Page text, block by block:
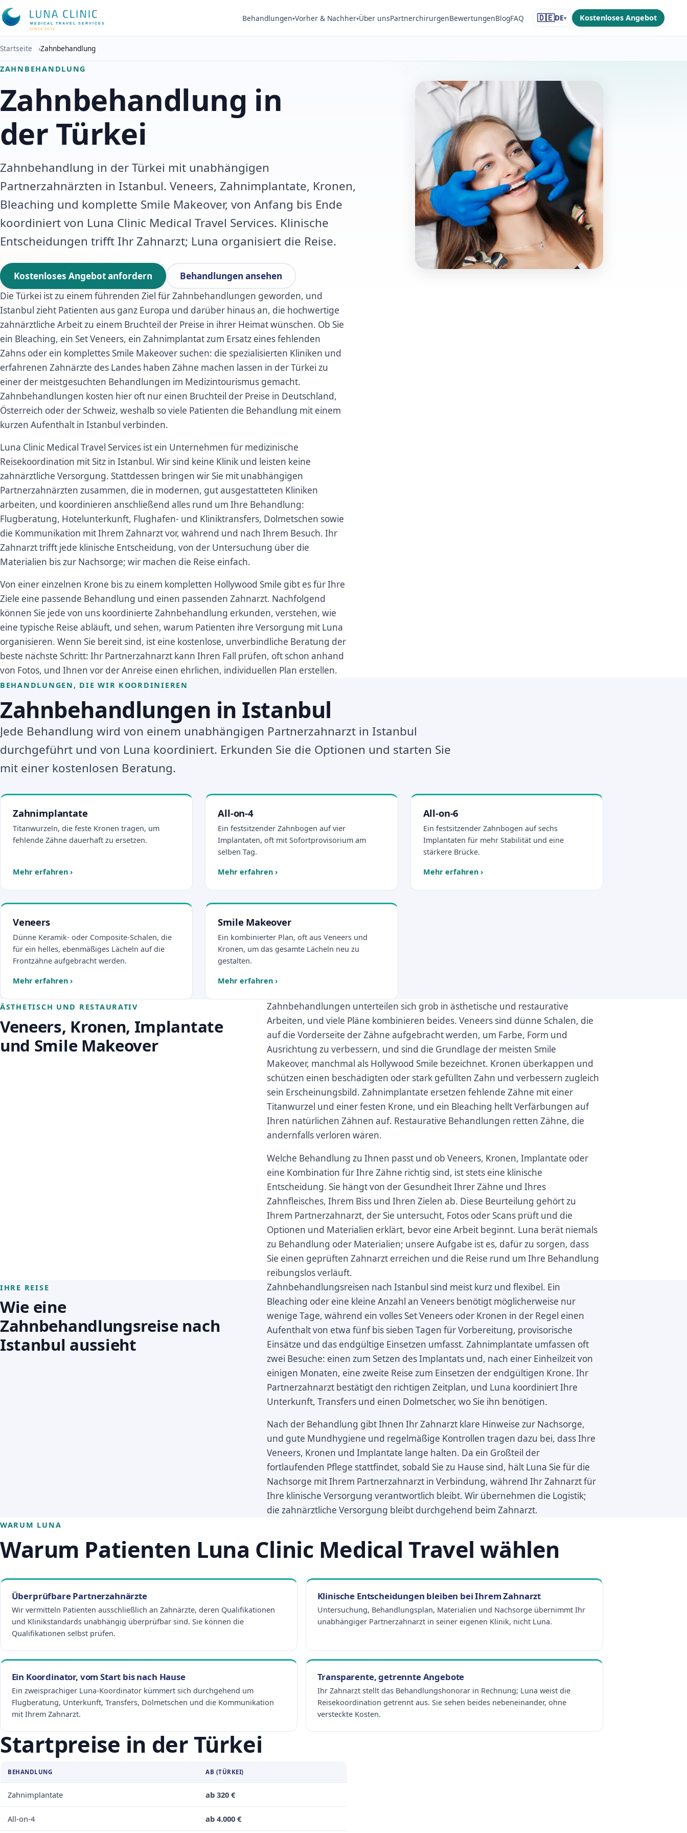
MEDICAL TRAVEL SERVICES
SINCE 2016
Behandlungen▾Vorher & Nachher▾Über unsPartnerchirurgenBewertungenBlogFAQ 🇩🇪DE▾ Kostenloses Angebot
Startseite ›Zahnbehandlung
ZAHNBEHANDLUNG
Zahnbehandlung in
der Türkei
Zahnbehandlung in der Türkei mit unabhängigen
Partnerzahnärzten in Istanbul. Veneers, Zahnimplantate, Kronen,
Bleaching und komplette Smile Makeover, von Anfang bis Ende
koordiniert von Luna Clinic Medical Travel Services. Klinische
Entscheidungen trifft Ihr Zahnarzt; Luna organisiert die Reise.
Kostenloses Angebot anfordern
Behandlungen ansehen
Die Türkei ist zu einem führenden Ziel für Zahnbehandlungen geworden, und
Istanbul zieht Patienten aus ganz Europa und darüber hinaus an, die hochwertige
zahnärztliche Arbeit zu einem Bruchteil der Preise in ihrer Heimat wünschen. Ob Sie
ein Bleaching, ein Set Veneers, ein Zahnimplantat zum Ersatz eines fehlenden
Zahns oder ein komplettes Smile Makeover suchen: die spezialisierten Kliniken und
erfahrenen Zahnärzte des Landes haben Zähne machen lassen in der Türkei zu
einer der meistgesuchten Behandlungen im Medizintourismus gemacht.
Zahnbehandlungen kosten hier oft nur einen Bruchteil der Preise in Deutschland,
Österreich oder der Schweiz, weshalb so viele Patienten die Behandlung mit einem
kurzen Aufenthalt in Istanbul verbinden.
Luna Clinic Medical Travel Services ist ein Unternehmen für medizinische
Reisekoordination mit Sitz in Istanbul. Wir sind keine Klinik und leisten keine
zahnärztliche Versorgung. Stattdessen bringen wir Sie mit unabhängigen
Partnerzahnärzten zusammen, die in modernen, gut ausgestatteten Kliniken
arbeiten, und koordinieren anschließend alles rund um Ihre Behandlung:
Flugberatung, Hotelunterkunft, Flughafen- und Kliniktransfers, Dolmetschen sowie
die Kommunikation mit Ihrem Zahnarzt vor, während und nach Ihrem Besuch. Ihr
Zahnarzt trifft jede klinische Entscheidung, von der Untersuchung über die
Materialien bis zur Nachsorge; wir machen die Reise einfach.
Von einer einzelnen Krone bis zu einem kompletten Hollywood Smile gibt es für Ihre
Ziele eine passende Behandlung und einen passenden Zahnarzt. Nachfolgend
können Sie jede von uns koordinierte Zahnbehandlung erkunden, verstehen, wie
eine typische Reise abläuft, und sehen, warum Patienten ihre Versorgung mit Luna
organisieren. Wenn Sie bereit sind, ist eine kostenlose, unverbindliche Beratung der
beste nächste Schritt: Ihr Partnerzahnarzt kann Ihren Fall prüfen, oft schon anhand
von Fotos, und Ihnen vor der Anreise einen ehrlichen, individuellen Plan erstellen.
BEHANDLUNGEN, DIE WIR KOORDINIEREN
Zahnbehandlungen in Istanbul
Jede Behandlung wird von einem unabhängigen Partnerzahnarzt in Istanbul
durchgeführt und von Luna koordiniert. Erkunden Sie die Optionen und starten Sie
mit einer kostenlosen Beratung.
Zahnimplantate
Titanwurzeln, die feste Kronen tragen, um
fehlende Zähne dauerhaft zu ersetzen.
Mehr erfahren ›
All-on-4
Ein festsitzender Zahnbogen auf vier
Implantaten, oft mit Sofortprovisorium am
selben Tag.
Mehr erfahren ›
All-on-6
Ein festsitzender Zahnbogen auf sechs
Implantaten für mehr Stabilität und eine
stärkere Brücke.
Mehr erfahren›
Veneers
Dünne Keramik- oder Composite-Schalen, die
für ein helles, ebenmäßiges Lächeln auf die
Frontzähne aufgebracht werden.
Mehr erfahren ›
Smile Makeover
Ein kombinierter Plan, oft aus Veneers und
Kronen, um das gesamte Lächeln neu zu
gestalten.
Mehr erfahren ›
ÄSTHETISCH UND RESTAURATIV
Veneers, Kronen, Implantate
und Smile Makeover
Zahnbehandlungen unterteilen sich grob in ästhetische und restaurative
Arbeiten, und viele Pläne kombinieren beides. Veneers sind dünne Schalen, die
auf die Vorderseite der Zähne aufgebracht werden, um Farbe, Form und
Ausrichtung zu verbessern, und sind die Grundlage der meisten Smile
Makeover, manchmal als Hollywood Smile bezeichnet. Kronen überkappen und
schützen einen beschädigten oder stark gefüllten Zahn und verbessern zugleich
sein Erscheinungsbild. Zahnimplantate ersetzen fehlende Zähne mit einer
Titanwurzel und einer festen Krone, und ein Bleaching hellt Verfärbungen auf
Ihren natürlichen Zähnen auf. Restaurative Behandlungen retten Zähne, die
andernfalls verloren wären.
Welche Behandlung zu Ihnen passt und ob Veneers, Kronen, Implantate oder
eine Kombination für Ihre Zähne richtig sind, ist stets eine klinische
Entscheidung. Sie hängt von der Gesundheit Ihrer Zähne und Ihres
Zahnfleisches, Ihrem Biss und Ihren Zielen ab. Diese Beurteilung gehört zu
Ihrem Partnerzahnarzt, der Sie untersucht, Fotos oder Scans prüft und die
Optionen und Materialien erklärt, bevor eine Arbeit beginnt. Luna berät niemals
zu Behandlung oder Materialien; unsere Aufgabe ist es, dafür zu sorgen, dass
Sie einen geprüften Zahnarzt erreichen und die Reise rund um Ihre Behandlung
reibungslos verläuft.
IHRE REISE
Wie eine
Zahnbehandlungsreise nach
Istanbul aussieht
Zahnbehandlungsreisen nach Istanbul sind meist kurz und flexibel. Ein
Bleaching oder eine kleine Anzahl an Veneers benötigt möglicherweise nur
wenige Tage, während ein volles Set Veneers oder Kronen in der Regel einen
Aufenthalt von etwa fünf bis sieben Tagen für Vorbereitung, provisorische
Einsätze und das endgültige Einsetzen umfasst. Zahnimplantate umfassen oft
zwei Besuche: einen zum Setzen des Implantats und, nach einer Einheilzeit von
einigen Monaten, eine zweite Reise zum Einsetzen der endgültigen Krone. Ihr
Partnerzahnarzt bestätigt den richtigen Zeitplan, und Luna koordiniert Ihre
Unterkunft, Transfers und einen Dolmetscher, wo Sie ihn benötigen.
Nach der Behandlung gibt Ihnen Ihr Zahnarzt klare Hinweise zur Nachsorge,
und gute Mundhygiene und regelmäßige Kontrollen tragen dazu bei, dass Ihre
Veneers, Kronen und Implantate lange halten. Da ein Großteil der
fortlaufenden Pflege stattfindet, sobald Sie zu Hause sind, hält Luna Sie für die
Nachsorge mit Ihrem Partnerzahnarzt in Verbindung, während Ihr Zahnarzt für
Ihre klinische Versorgung verantwortlich bleibt. Wir übernehmen die Logistik;
die zahnärztliche Versorgung bleibt durchgehend beim Zahnarzt.
WARUM LUNA
Warum Patienten Luna Clinic Medical Travel wählen
Überprüfbare Partnerzahnärzte
Wir vermitteln Patienten ausschließlich an Zahnärzte, deren Qualifikationen
und Klinikstandards unabhängig überprüfbar sind. Sie können die
Qualifikationen selbst prüfen.
Klinische Entscheidungen bleiben bei Ihrem Zahnarzt
Untersuchung, Behandlungsplan, Materialien und Nachsorge übernimmt Ihr
unabhängiger Partnerzahnarzt in seiner eigenen Klinik, nicht Luna.
Ein Koordinator, vom Start bis nach Hause
Ein zweisprachiger Luna-Koordinator kümmert sich durchgehend um
Flugberatung, Unterkunft, Transfers, Dolmetschen und die Kommunikation
mit Ihrem Zahnarzt.
Transparente, getrennte Angebote
Ihr Zahnarzt stellt das Behandlungshonorar in Rechnung; Luna weist die
Reisekoordination getrennt aus. Sie sehen beides nebeneinander, ohne
versteckte Kosten.
Startpreise in der Türkei
BEHANDLUNG AB (TÜRKEI)
Zahnimplantate ab 320 €
All-on-4 ab 4.000 €